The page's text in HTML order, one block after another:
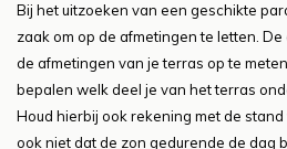
Bij het uitzoeken van een geschikte
zaak om op de afmetingen te letten.
de afmetingen van je terras op te
bepalen welk deel je van het terras
Houd hierbij ook rekening met de
ook niet dat de zon gedurende de dag